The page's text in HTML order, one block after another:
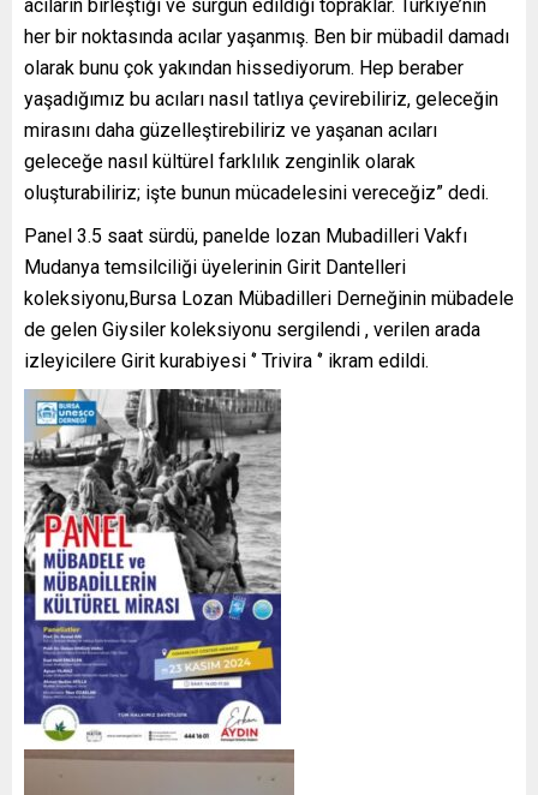
acıların birleştiği ve sürgün edildiği topraklar. Türkiye’nin
her bir noktasında acılar yaşanmış. Ben bir mübadil damadı
olarak bunu çok yakından hissediyorum. Hep beraber
yaşadığımız bu acıları nasıl tatlıya çevirebiliriz, geleceğin
mirasını daha güzelleştirebiliriz ve yaşanan acıları
geleceğe nasıl kültürel farklılık zenginlik olarak
oluşturabiliriz; işte bunun mücadelesini vereceğiz” dedi.
Panel 3.5 saat sürdü, panelde lozan Mubadilleri Vakfı
Mudanya temsilciliği üyelerinin Girit Dantelleri
koleksiyonu,Bursa Lozan Mübadilleri Derneğinin mübadele
de gelen Giysiler koleksiyonu sergilendi , verilen arada
izleyicilere Girit kurabiyesi ‘’ Trivira ‘’ ikram edildi.